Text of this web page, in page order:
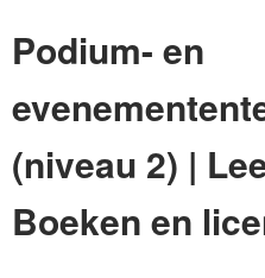
Podium- en
(niveau 2) |
Boeken en